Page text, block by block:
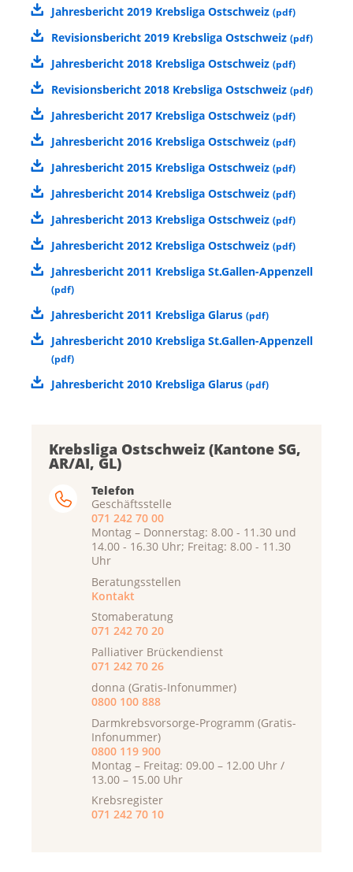
Jahresbericht 2019 Krebsliga Ostschweiz (pdf)
Revisionsbericht 2019 Krebsliga Ostschweiz (pdf)
Jahresbericht 2018 Krebsliga Ostschweiz (pdf)
Revisionsbericht 2018 Krebsliga Ostschweiz (pdf)
Jahresbericht 2017 Krebsliga Ostschweiz (pdf)
Jahresbericht 2016 Krebsliga Ostschweiz (pdf)
Jahresbericht 2015 Krebsliga Ostschweiz (pdf)
Jahresbericht 2014 Krebsliga Ostschweiz (pdf)
Jahresbericht 2013 Krebsliga Ostschweiz (pdf)
Jahresbericht 2012 Krebsliga Ostschweiz (pdf)
Jahresbericht 2011 Krebsliga St.Gallen-Appenzell
(pdf)
Jahresbericht 2011 Krebsliga Glarus (pdf)
Jahresbericht 2010 Krebsliga St.Gallen-Appenzell
(pdf)
Jahresbericht 2010 Krebsliga Glarus (pdf)
Krebsliga Ostschweiz (Kantone SG,
AR/AI, GL)
Telefon
Geschäftsstelle
071 242 70 00
Montag – Donnerstag: 8.00 - 11.30 und
14.00 - 16.30 Uhr; Freitag: 8.00 - 11.30
Uhr
Beratungsstellen
Kontakt
Stomaberatung
071 242 70 20
Palliativer Brückendienst
071 242 70 26
donna (Gratis-Infonummer)
0800 100 888
Darmkrebsvorsorge-Programm (Gratis-
Infonummer)
0800 119 900
Montag – Freitag: 09.00 – 12.00 Uhr /
13.00 – 15.00 Uhr
Krebsregister
071 242 70 10